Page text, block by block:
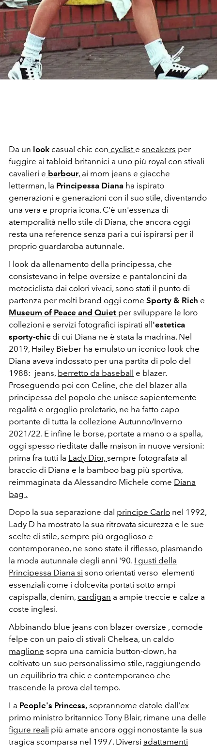
Da un look casual chic con cyclist e sneakers per
fuggire ai tabloid britannici a uno più royal con stivali
cavalieri e barbour, ai mom jeans e giacche
letterman, la Principessa Diana ha ispirato
generazioni e generazioni con il suo stile, diventando
una vera e propria icona. C'è un'essenza di
atemporalità nello stile di Diana, che ancora oggi
resta una reference senza pari a cui ispirarsi per il
proprio guardaroba autunnale.
I look da allenamento della principessa, che
consistevano in felpe oversize e pantaloncini da
motociclista dai colori vivaci, sono stati il punto di
partenza per molti brand oggi come Sporty & Rich e
Museum of Peace and Quiet per sviluppare le loro
collezioni e servizi fotografici ispirati all 'estetica
sporty-chic di cui Diana ne è stata la madrina. Nel
2019, Hailey Bieber ha emulato un iconico look che
Diana aveva indossato per una partita di polo del
1988: jeans, berretto da baseball
e blazer.
Proseguendo poi con Celine, che del blazer alla
principessa del popolo che unisce sapientemente
regalità e orgoglio proletario, ne ha fatto capo
portante di tutta la collezione Autunno/Inverno
2021/22. E infine le borse, portate a mano o a spalla,
oggi spesso rieditate dalle maison in nuove versioni:
prima fra tutti la Lady Dior, sempre fotografata al
braccio di Diana e la bamboo bag più sportiva,
reimmaginata da Alessandro Michele come Diana
bag .
Dopo la sua separazione dal principe Carlo nel 1992,
Lady D ha mostrato la sua ritrovata sicurezza e le sue
scelte di stile, sempre più orgoglioso e
contemporaneo, ne sono state il riflesso, plasmando
la moda autunnale degli anni '90. I gusti della
Principessa Diana si sono orientati verso elementi
essenziali come i dolcevita portati sotto ampi
capispalla, denim, cardigan a ampie treccie e calze a
coste inglesi.
Abbinando blue jeans con blazer oversize , comode
felpe con un paio di stivali Chelsea, un caldo
maglione sopra una camicia button-down, ha
coltivato un suo personalissimo stile, raggiungendo
un equilibrio tra chic e contemporaneo che
trascende la prova del tempo.
La People's Princess, soprannome datole dall'ex
primo ministro britannico Tony Blair, rimane una delle
figure reali più amate ancora oggi nonostante la sua
tragica scomparsa nel 1997. Diversi adattamenti